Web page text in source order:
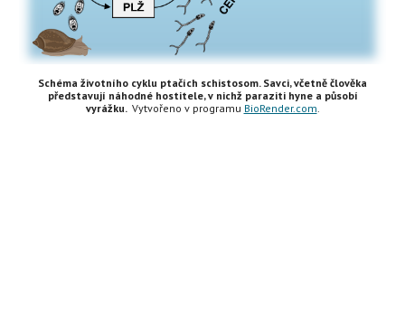
Schéma životního cyklu ptačích schistosom. Savci, včetně člověka
představují náhodné hostitele, v nichž paraziti hyne a působí
vyrážku. Vytvořeno v programu BioRender.com